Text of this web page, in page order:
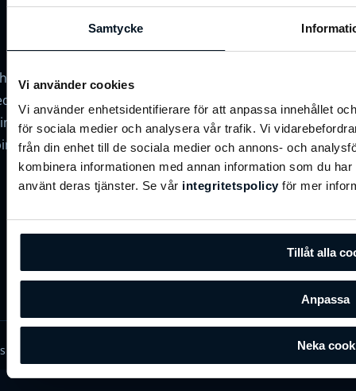
Samtycke
Vi använder cookies
Vi använder enhetsidentifierare för att anpassa innehållet
för sociala medier och analysera vår trafik. Vi
från din enhet till de sociala medier och annons- och
kombinera informationen med annan information som du
använt deras tjänster. Se vår integritetspolicyför mer
Tillåt alla
Anpassa
Neka
Om os
2026